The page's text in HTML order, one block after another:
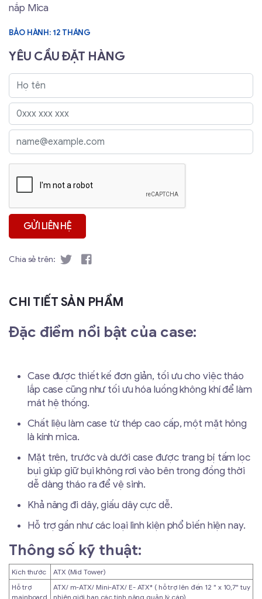
nắp Mica
BẢO HÀNH: 12 THÁNG
YÊU CẦU ĐẶT HÀNG
Chia sẻ trên:
CHI TIẾT SẢN PHẨM
Đặc điểm nổi bật của case:
Case được thiết kế đơn giản, tối ưu cho việc tháo
lắp case cũng như tối ưu hóa luồng không khí để làm
mát hệ thống.
Chất liệu làm case từ thép cao cấp, một mặt hông
là kính mica.
Mặt trên, trước và dưới case được trang bị tấm lọc
bụi giúp giữ bụi không rơi vào bên trong đồng thời
dễ dàng tháo ra để vệ sinh.
Khả năng đi dây, giấu dây cực dễ.
Hỗ trợ gần như các loại linh kiện phổ biến hiện nay.
Thông số kỹ thuật:
Kích thước
ATX (Mid Tower)
Hỗ trợ
mainboard
ATX/ m-ATX/ Mini-ATX/ E- ATX* ( hỗ trợ lên đến 12 " x 10,7" tuy
nhiên giới hạn các tính năng quản lý cáp)